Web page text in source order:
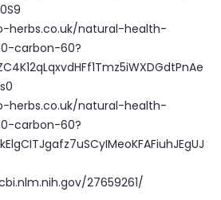
herbs.co.uk/natural-health-
carbon-60?
herbs.co.uk/natural-health-
carbon-60?
27659261/